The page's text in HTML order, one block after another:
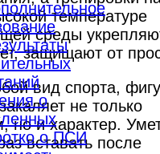
о
о ПСИ
температуре
среды
защищают от
вид спорта,
не только
но и характер.
вставать после